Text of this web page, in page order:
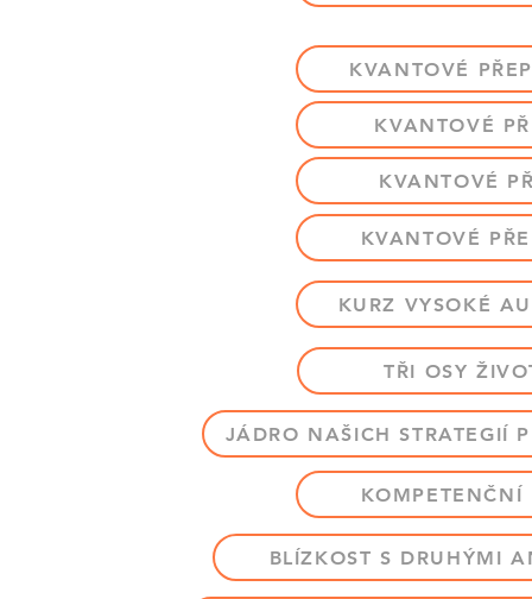
KVANTOVÉ
KVANTOVÉ
KVANTOVÉ
KVANTOVÉ
KURZ VYSOKÉ
TŘI OSY
JÁDRO NAŠICH STRATEGIÍ
BLÍZKOST S DRUHÝMI